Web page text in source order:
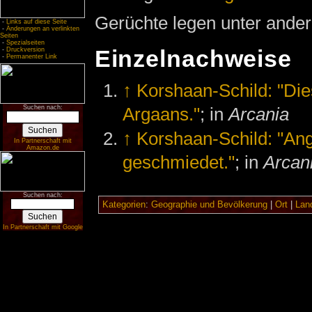
- Links auf diese Seite
- Änderungen an verlinkten
Seiten
- Spezialseiten
- Druckversion
- Permanenter Link
Suchen nach:
In Partnerschaft mit
Amazon.de
Suchen nach:
In Partnerschaft mit Google
Gerüchte legen unter
Einzelnachweise
↑ Korshaan-Schild:
Argaans."; inArcania
↑ Korshaan-Schild:
geschmiedet."; in
Kategorien: Geographie und Bevölkerung| Ort|